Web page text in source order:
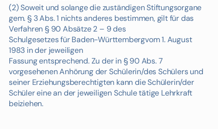
(2) Soweit und solange die zuständigen Stiftungsorgane
gem. § 3 Abs. 1 nichts anderes bestimmen, gilt für das
Verfahren § 90 Absätze 2 – 9 des
Schulgesetzes für Baden-Württembergvom 1. August
1983 in der jeweiligen
Fassung entsprechend. Zu der in § 90 Abs. 7
vorgesehenen Anhörung der Schülerin/des Schülers und
seiner Erziehungsberechtigten kann die Schülerin/der
Schüler eine an der jeweiligen Schule tätige Lehrkraft
beiziehen.